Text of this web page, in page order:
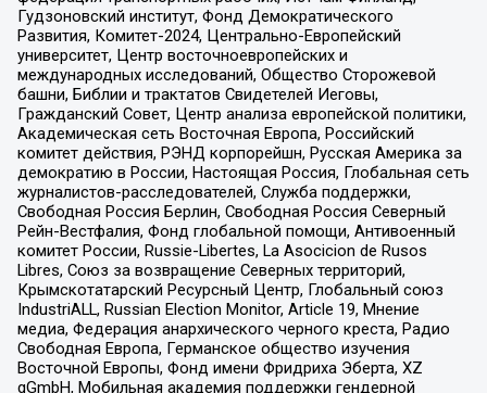
Гудзоновский институт, Фонд Демократического
Развития, Комитет-2024, Центрально-Европейский
университет, Центр восточноевропейских и
международных исследований, Общество Сторожевой
башни, Библии и трактатов Свидетелей Иеговы,
Гражданский Совет, Центр анализа европейской политики,
Академическая сеть Восточная Европа, Российский
комитет действия, РЭНД корпорейшн, Русская Америка за
демократию в России, Настоящая Россия, Глобальная сеть
журналистов-расследователей, Служба поддержки,
Свободная Россия Берлин, Свободная Россия Северный
Рейн-Вестфалия, Фонд глобальной помощи, Антивоенный
комитет России, Russie-Libertes, La Asocicion de Rusos
Libres, Союз за возвращение Северных территорий,
Крымскотатарский Ресурсный Центр, Глобальный союз
IndustriALL, Russian Election Monitor, Article 19, Мнение
медиа, Федерация анархического черного креста, Радио
Свободная Европа, Германское общество изучения
Восточной Европы, Фонд имени Фридриха Эберта, XZ
gGmbH, Мобильная академия поддержки гендерной